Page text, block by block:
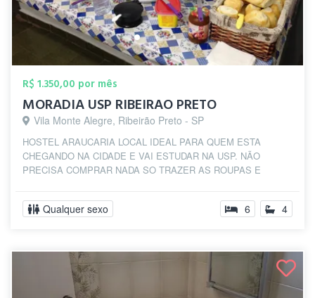
R$ 1.350,00 por mês
MORADIA USP RIBEIRAO PRETO
Vila Monte Alegre, Ribeirão Preto - SP
HOSTEL ARAUCARIA LOCAL IDEAL PARA QUEM ESTA
CHEGANDO NA CIDADE E VAI ESTUDAR NA USP. NÃO
PRECISA COMPRAR NADA SO TRAZER AS ROUPAS E
Qualquer sexo 6 4